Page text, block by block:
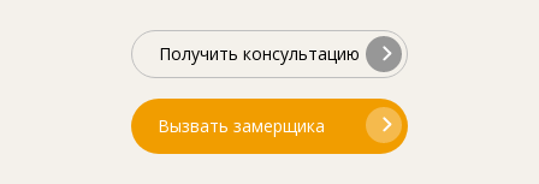
Получить консультацию
Вызвать замерщика